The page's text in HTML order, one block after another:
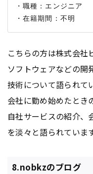
・職種：エンジニア
こちらの方は株式会社
ソフトウェアなどの開
技術について語られて
会社に勤め始めたとき
自社サービスの紹介、
を淡々と語られています
8.nobkzのブログ